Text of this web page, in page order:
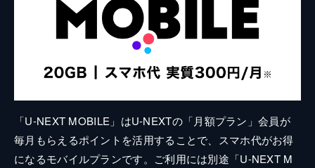
「U-NEXT MOBILE」はU-NEXTの「月額プラン」会員が
毎月もらえるポイントを活用することで、スマホ代がお得
になるモバイルプランです。ご利用には別途「U-NEXT M